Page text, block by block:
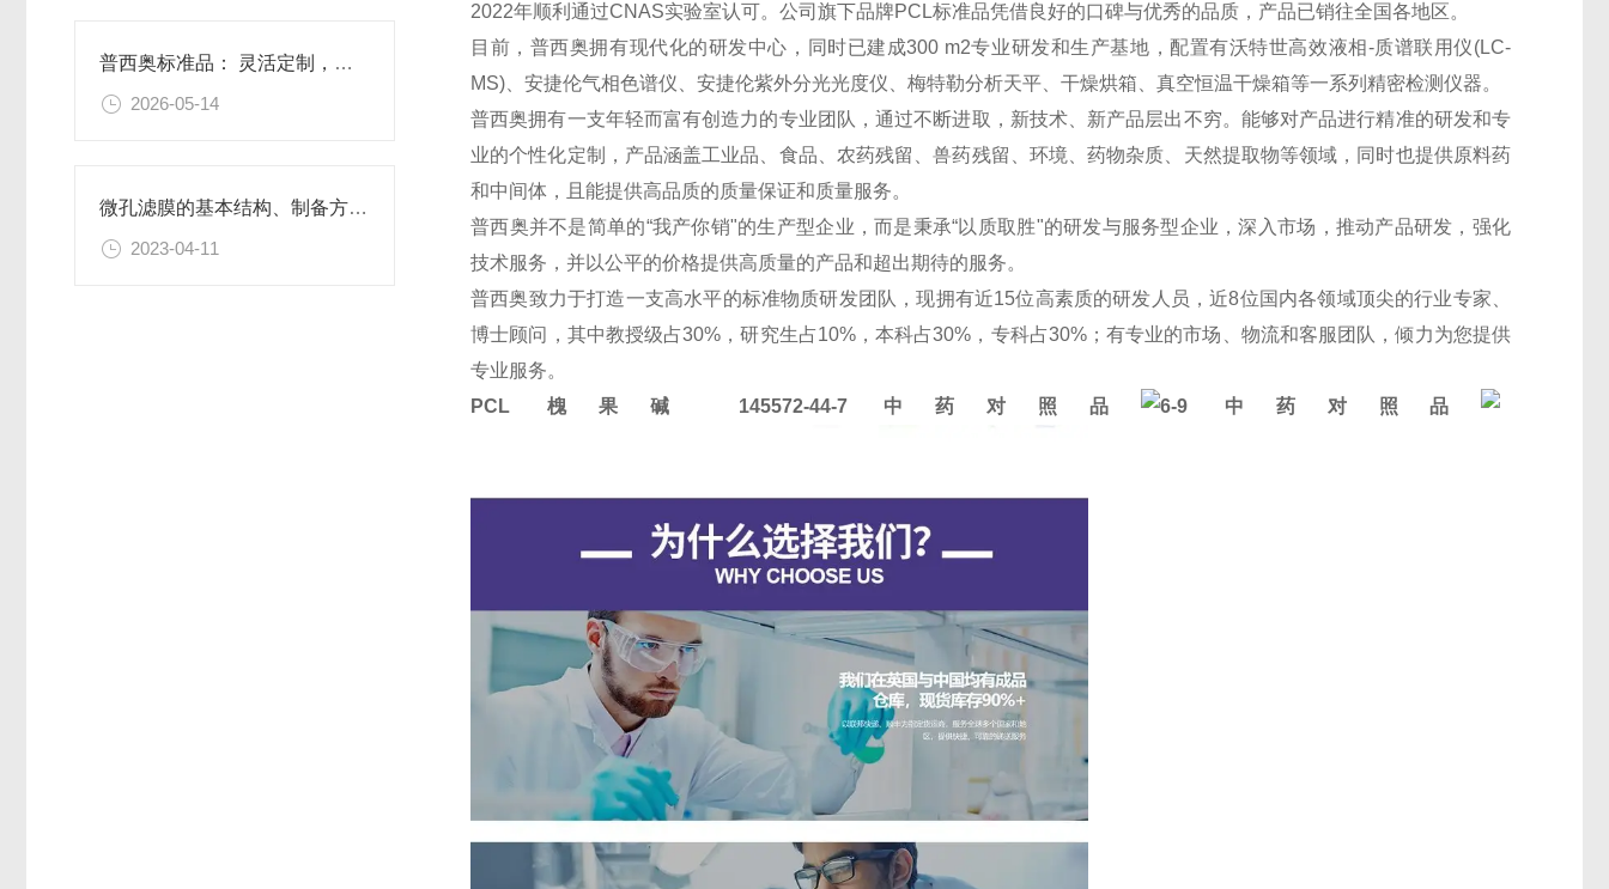
普西奥标准品： 灵活定制，满足特殊需求
2026-05-14
微孔滤膜的基本结构、制备方法、性能特点以及应用领域
2023-04-11
2022年顺利通过CNAS实验室认可。公司旗下品牌PCL标准品凭借良好的口碑与优秀的品质，产品已销往全国各地区。
目前，普西奥拥有现代化的研发中心，同时已建成300 m2专业研发和生产基地，配置有沃特世高效液相-质谱联用仪(LC-
MS)、安捷伦气相色谱仪、安捷伦紫外分光光度仪、梅特勒分析天平、干燥烘箱、真空恒温干燥箱等一系列精密检测仪器。
普西奥拥有一支年轻而富有创造力的专业团队，通过不断进取，新技术、新产品层出不穷。能够对产品进行精准的研发和专
业的个性化定制，产品涵盖工业品、食品、农药残留、兽药残留、环境、药物杂质、天然提取物等领域，同时也提供原料药
和中间体，且能提供高品质的质量保证和质量服务。
普西奥并不是简单的“我产你销"的生产型企业，而是秉承“以质取胜"的研发与服务型企业，深入市场，推动产品研发，强化
技术服务，并以公平的价格提供高质量的产品和超出期待的服务。
普西奥致力于打造一支高水平的标准物质研发团队，现拥有近15位高素质的研发人员，近8位国内各领域顶尖的行业专家、
博士顾问，其中教授级占30%，研究生占10%，本科占30%，专科占30%；有专业的市场、物流和客服团队，倾力为您提供
专业服务。
PCL 槐果碱 145572-44-7中药对照品 6-9中药对照品